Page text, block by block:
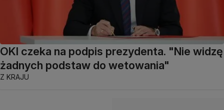
OKI czeka na podpis prezydenta. "Nie widzę
żadnych podstaw do wetowania"
Z KRAJU